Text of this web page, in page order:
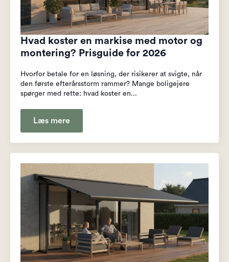
Hvad koster en markise med motor og
montering? Prisguide for 2026
Hvorfor betale for en løsning, der risikerer at svigte, når
den første efterårsstorm rammer? Mange boligejere
spørger med rette: hvad koster en...
Læs mere